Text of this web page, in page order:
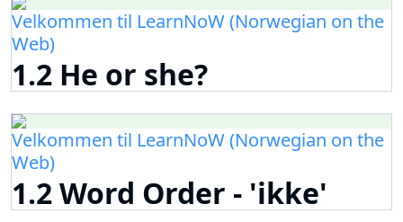
Velkommen til LearnNoW (Norwegian on the
Web)
1.2 He or she?
Velkommen til LearnNoW (Norwegian on the
Web)
1.2 Word Order - 'ikke'